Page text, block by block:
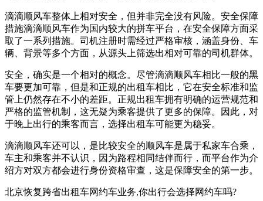
滴滴顺风车整体上相对安全，但并非完全没有风险。安全保障
措施滴滴顺风车作为国内较大的拼车平台，在安全保障方面采
取了一系列措施。司机注册时需经过严格审核，涵盖身份、车
辆、背景等多个方面，从源头上筛选出相对可靠的司机群体。
安全，确实是一个相对的概念。尽管滴滴顺风车相比一般的黑
车要更加可靠，但是和正规的出租车相比，它在安全标准和监
管上仍然存在不小的差距。正规出租车拥有明确的运营规范和
严格的监管机制，这无疑为乘客提供了更多的保障。因此，对
于晚上出行的乘客而言，选择出租车可能更为稳妥。
滴滴顺风车还可以，是比较安全的顺风车是属于私家车合乘，
车主和乘客并不认识，因为路程相同结伴而行，而平台作为介
绍方对双方都会进行身份资格审查，这是保障安全的第一步。
北京恢复跨省出租车网约车业务,你出行会选择网约车吗?